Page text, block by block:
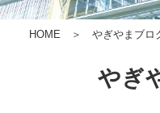
HOME ＞ やぎやまブロ
やぎ